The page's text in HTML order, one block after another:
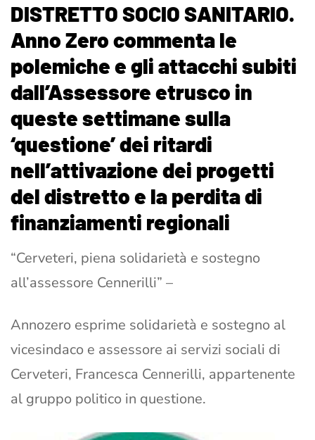
DISTRETTO SOCIO SANITARIO.
Anno Zero commenta le
polemiche e gli attacchi subiti
dall’Assessore etrusco in
queste settimane sulla
‘questione’ dei ritardi
nell’attivazione dei progetti
del distretto e la perdita di
finanziamenti regionali
“Cerveteri, piena solidarietà e sostegno
all’assessore Cennerilli” –
Annozero esprime solidarietà e sostegno al
vicesindaco e assessore ai servizi sociali di
Cerveteri, Francesca Cennerilli, appartenente
al gruppo politico in questione.